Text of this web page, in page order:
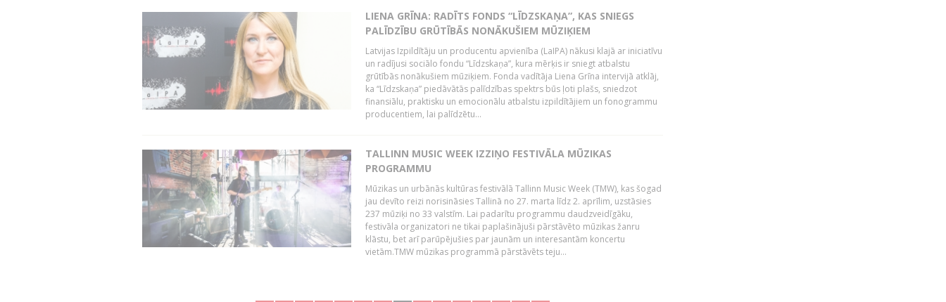
LIENA GRĪNA: RADĪTS FONDS “LĪDZSKAŅA”, KAS SNIEGS
PALĪDZĪBU GRŪTĪBĀS NONĀKUŠIEM MŪZIĶIEM
Latvijas Izpildītāju un producentu apvienība (LaIPA) nākusi klajā ar iniciatīvu
un radījusi sociālo fondu “Līdzskaņa”, kura mērķis ir sniegt atbalstu
grūtībās nonākušiem mūziķiem. Fonda vadītāja Liena Grīna intervijā atklāj,
ka “Līdzskaņa” piedāvātās palīdzības spektrs būs ļoti plašs, sniedzot
finansiālu, praktisku un emocionālu atbalstu izpildītājiem un fonogrammu
producentiem, lai palīdzētu...
TALLINN MUSIC WEEK IZZIŅO FESTIVĀLA MŪZIKAS
PROGRAMMU
Mūzikas un urbānās kultūras festivālā Tallinn Music Week (TMW), kas šogad
jau devīto reizi norisināsies Tallinā no 27. marta līdz 2. aprīlim, uzstāsies
237 mūziķi no 33 valstīm. Lai padarītu programmu daudzveidīgāku,
festivāla organizatori ne tikai paplašinājuši pārstāvēto mūzikas žanru
klāstu, bet arī parūpējušies par jaunām un interesantām koncertu
vietām.TMW mūzikas programmā pārstāvēts teju...